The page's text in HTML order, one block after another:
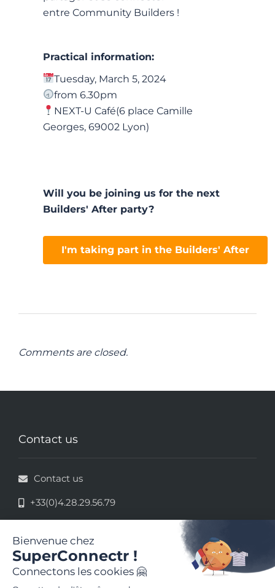
entre Community Builders !
Practical information:
Tuesday, March 5, 2024
from 6.30pm
NEXT-U Café(6 place Camille
Georges, 69002 Lyon)
Will you be joining us for the next
Builders' After party?
I'm taking part in the Builders' After
Comments are closed.
Contact us
Contact us
+33(0)4.28.29.56.79
33 rue de la République - 69002 Lyon
Terms of use
Terms and conditions of use